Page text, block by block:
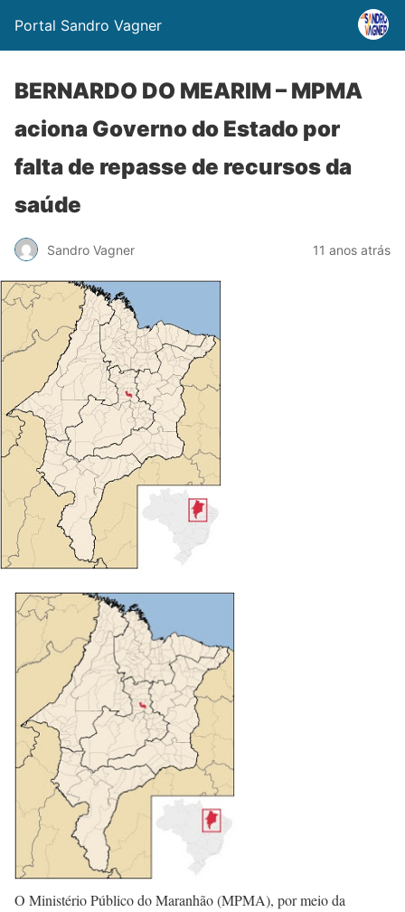
Portal Sandro Vagner
BERNARDO DO MEARIM – MPMA
aciona Governo do Estado por
falta de repasse de recursos da
saúde
Sandro Vagner 11 anos atrás
O Ministério Público do Maranhão (MPMA), por meio da